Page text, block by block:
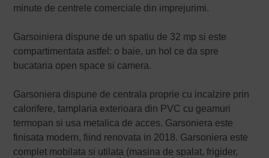
minute de centrele comerciale din imprejurimi.
Garsoiniera dispune de un spatiu de 32 mp si este
compartimentata astfel: o baie, un hol ce da spre
bucataria open space si camera.
Garsoniera dispune de centrala proprie cu incalzire prin
calorifere, tamplaria exterioara din PVC cu geamuri
termopan si usa metalica de acces. Garsoniera este
finisata modern, fiind renovata in 2018. Garsoniera este
complet mobilata si utilata (masina de spalat, frigider,